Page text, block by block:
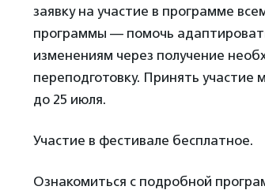
заявку на участие в программе
программы — помочь
изменениям через получение
переподготовку. Принять участие
до 25 июля.
Участие в фестивале бесплатное.
Ознакомиться с подробной